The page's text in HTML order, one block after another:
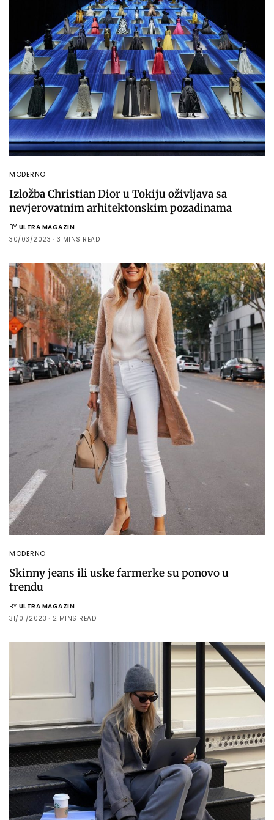
MODERNO
Izložba Christian Dior u Tokiju oživljava sa
nevjerovatnim arhitektonskim pozadinama
BY ULTRA MAGAZIN
30/03/2023
3 MINS READ
MODERNO
Skinny jeans ili uske farmerke su ponovo u
trendu
BY ULTRA MAGAZIN
31/01/2023
2 MINS READ